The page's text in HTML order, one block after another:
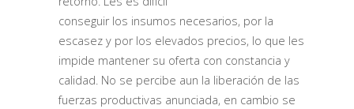
conseguir los insumos necesarios, por la
escasez y por los elevados precios, lo que les
impide mantener su oferta con constancia y
calidad. No se percibe aun la liberación de las
fuerzas productivas anunciada, en cambio se